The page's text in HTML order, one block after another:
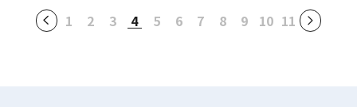
1 2 3 4 5 6 7 8 9 10 11